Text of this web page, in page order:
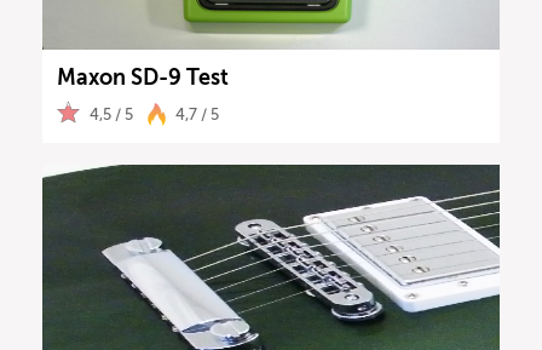
Maxon SD-9 Test
4,5 / 5 4,7 / 5